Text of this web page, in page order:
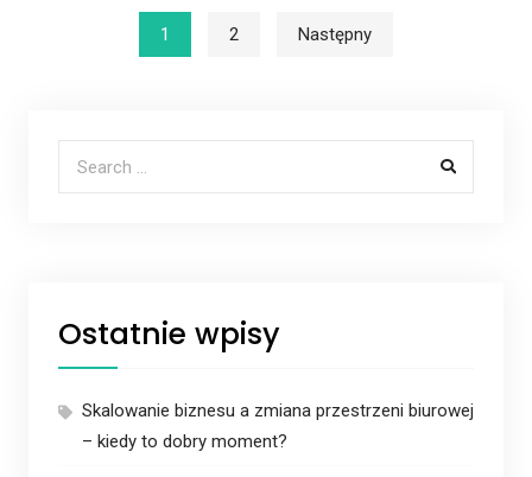
Nawigacja po wpisach
1 2 Następny
Ostatnie wpisy
Skalowanie biznesu a zmiana przestrzeni biurowej
– kiedy to dobry moment?